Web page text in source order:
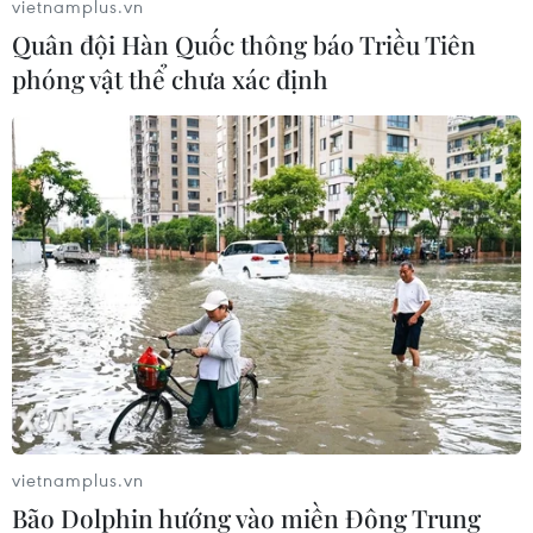
#GCC #Bahrain #Oman
#Các nước Vùng Vịnh
#Viện trợ
Bahrain Oman
Theo dõi VietnamPlus
TIN CÙNG CHUYÊN MỤC
vietnamplus.vn
Quân đội Hàn Quốc thông báo Triều Tiên
phóng vật thể chưa xác định
vietnamplus.vn
Bão Dolphin hướng vào miền Đông Trung